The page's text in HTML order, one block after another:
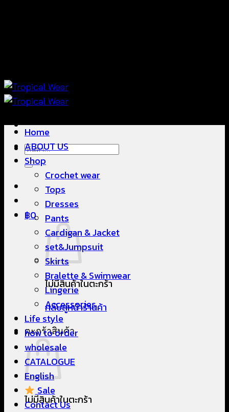
ค้นหา:
฿0
ไม่มีสินค้าในตะกร้า
กลับสู่หน้าร้านค้า
ตะกร้าสินค้า
ไม่มีสินค้าในตะกร้า
Home
ABOUT US
Shop
Crochet wear
Tops
Dresses
Pants
Cardigan & Jacket
set&Jumpsuit
Skirts
Bralette & Swimwear
Lingerie
Accessories
Life style
how to order
wholesale
CATALOGUE
English
Sale
Contact Us